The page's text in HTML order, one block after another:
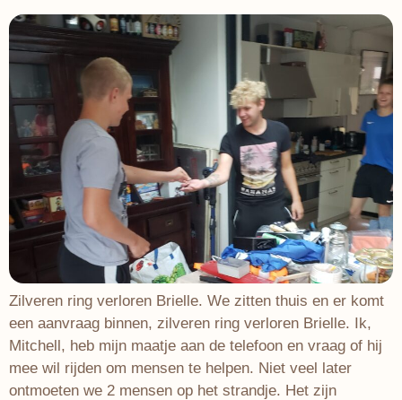
Zilveren ring verloren Brielle. We zitten thuis en er komt
een aanvraag binnen, zilveren ring verloren Brielle. Ik,
Mitchell, heb mijn maatje aan de telefoon en vraag of hij
mee wil rijden om mensen te helpen. Niet veel later
ontmoeten we 2 mensen op het strandje. Het zijn